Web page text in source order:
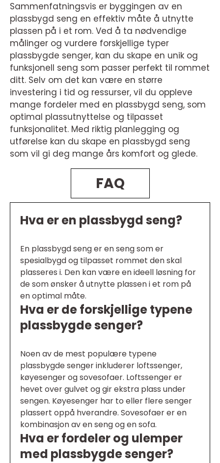
Sammenfatningsvis er byggingen av en
plassbygd seng en effektiv måte å utnytte
plassen på i et rom. Ved å ta nødvendige
målinger og vurdere forskjellige typer
plassbygde senger, kan du skape en unik og
funksjonell seng som passer perfekt til rommet
ditt. Selv om det kan være en større
investering i tid og ressurser, vil du oppleve
mange fordeler med en plassbygd seng, som
optimal plassutnyttelse og tilpasset
funksjonalitet. Med riktig planlegging og
utførelse kan du skape en plassbygd seng
som vil gi deg mange års komfort og glede.
FAQ
Hva er en plassbygd seng?
En plassbygd seng er en seng som er
spesialbygd og tilpasset rommet den skal
plasseres i. Den kan være en ideell løsning for
de som ønsker å utnytte plassen i et rom på
en optimal måte.
Hva er de forskjellige typene
plassbygde senger?
Noen av de mest populære typene
plassbygde senger inkluderer loftssenger,
køyesenger og sovesofaer. Loftssenger er
hevet over gulvet og gir ekstra plass under
sengen. Køyesenger har to eller flere senger
plassert oppå hverandre. Sovesofaer er en
kombinasjon av en seng og en sofa.
Hva er fordeler og ulemper
med plassbygde senger?